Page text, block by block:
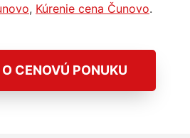
, Kúrenie cena Čunovo.
CENOVÚ PONUKU